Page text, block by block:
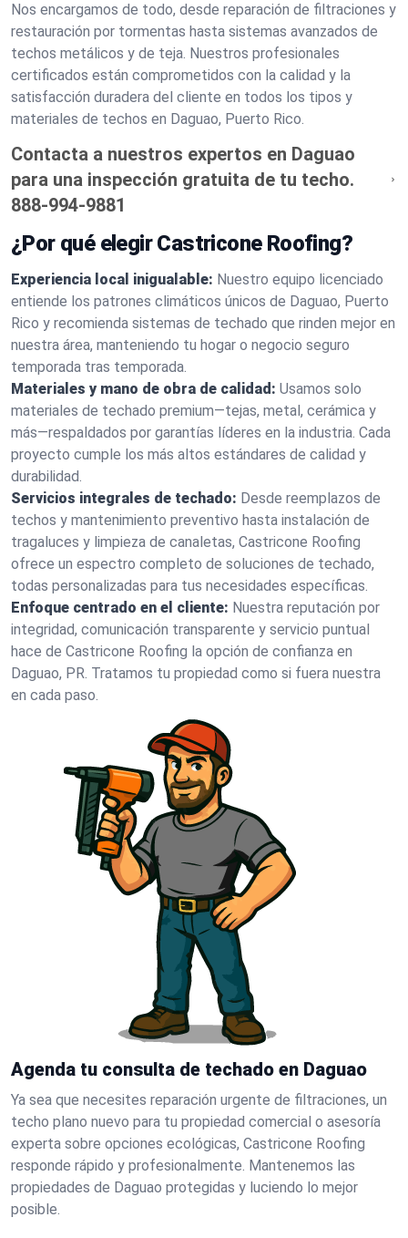
Nos encargamos de todo, desde reparación de filtraciones y
restauración por tormentas hasta sistemas avanzados de
techos metálicos y de teja. Nuestros profesionales
certificados están comprometidos con la calidad y la
satisfacción duradera del cliente en todos los tipos y
materiales de techos en Daguao, Puerto Rico.
Contacta a nuestros expertos en Daguao
para una inspección gratuita de tu techo.
888-994-9881
¿Por qué elegir Castricone Roofing?
Experiencia local inigualable: Nuestro equipo licenciado
entiende los patrones climáticos únicos de Daguao, Puerto
Rico y recomienda sistemas de techado que rinden mejor en
nuestra área, manteniendo tu hogar o negocio seguro
temporada tras temporada.
Materiales y mano de obra de calidad: Usamos solo
materiales de techado premium—tejas, metal, cerámica y
más—respaldados por garantías líderes en la industria. Cada
proyecto cumple los más altos estándares de calidad y
durabilidad.
Servicios integrales de techado: Desde reemplazos de
techos y mantenimiento preventivo hasta instalación de
tragaluces y limpieza de canaletas, Castricone Roofing
ofrece un espectro completo de soluciones de techado,
todas personalizadas para tus necesidades específicas.
Enfoque centrado en el cliente: Nuestra reputación por
integridad, comunicación transparente y servicio puntual
hace de Castricone Roofing la opción de confianza en
Daguao, PR. Tratamos tu propiedad como si fuera nuestra
en cada paso.
Agenda tu consulta de techado en Daguao
Ya sea que necesites reparación urgente de filtraciones, un
techo plano nuevo para tu propiedad comercial o asesoría
experta sobre opciones ecológicas, Castricone Roofing
responde rápido y profesionalmente. Mantenemos las
propiedades de Daguao protegidas y luciendo lo mejor
posible.